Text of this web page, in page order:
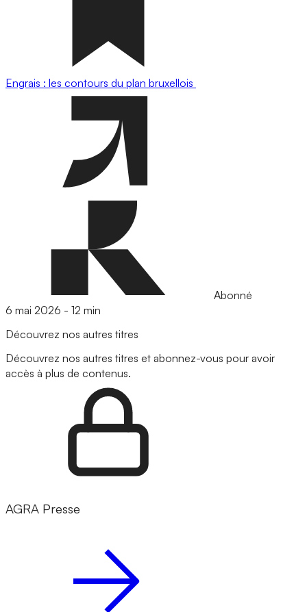
Engrais : les contours du plan bruxellois
Abonné
6 mai 2026 - 12 min
Découvrez nos autres titres
Découvrez nos autres titres et abonnez-vous pour avoir
accès à plus de contenus.
AGRA Presse